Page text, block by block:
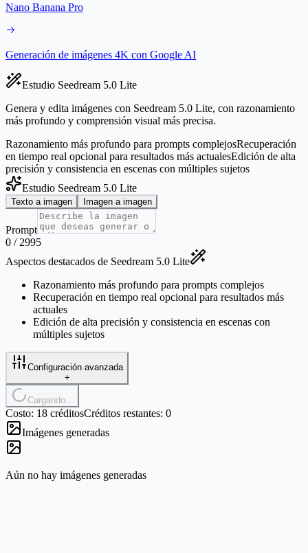
Nano Banana Pro
Generación de imágenes 4K con Google AI
Estudio Seedream 5.0 Lite
Genera y edita imágenes con Seedream 5.0 Lite, con razonamiento
más profundo y comprensión visual más precisa.
Razonamiento más profundo para prompts complejosRecuperación
en tiempo real opcional para resultados más actualesEdición de alta
precisión y consistencia en escenas con múltiples sujetos
Estudio Seedream 5.0 Lite
Texto a imagen Imagen a imagen
Prompt
0 / 2995
Aspectos destacados de Seedream 5.0 Lite
Razonamiento más profundo para prompts complejos
Recuperación en tiempo real opcional para resultados más
actuales
Edición de alta precisión y consistencia en escenas con
múltiples sujetos
Configuración avanzada
+
Cargando...
Costo: 18 créditosCréditos restantes: 0
Imágenes generadas
Aún no hay imágenes generadas